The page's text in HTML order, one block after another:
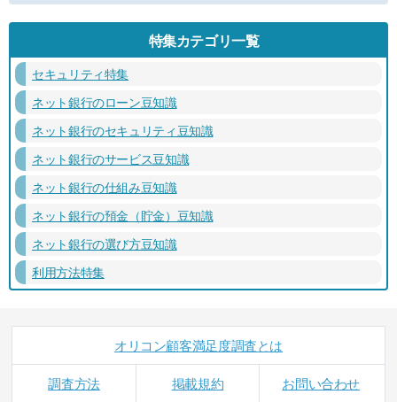
特集カテゴリ一覧
セキュリティ特集
ネット銀行のローン豆知識
ネット銀行のセキュリティ豆知識
ネット銀行のサービス豆知識
ネット銀行の仕組み豆知識
ネット銀行の預金（貯金）豆知識
ネット銀行の選び方豆知識
利用方法特集
オリコン顧客満足度調査とは
調査方法 掲載規約 お問い合わせ